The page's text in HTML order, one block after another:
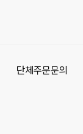
단체주문문의